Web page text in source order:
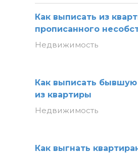
Как выписать из
прописанного
Недвижимость
Как выписать бывшую
из квартиры
Недвижимость
Как выгнать